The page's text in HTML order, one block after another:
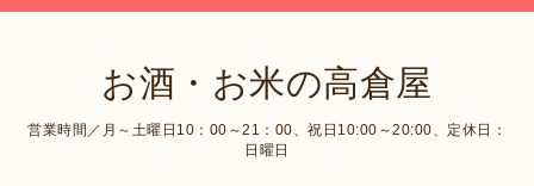
お酒・お米の高倉屋
営業時間／月～土曜日10：00～21：00、祝日10:00～20:00、定休日：
日曜日